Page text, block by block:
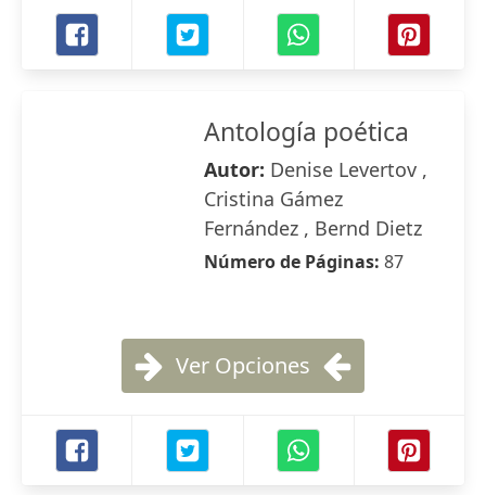
Antología poética
Autor: Denise Levertov ,
Cristina Gámez
Fernández , Bernd Dietz
Número de Páginas: 87
Ver Opciones